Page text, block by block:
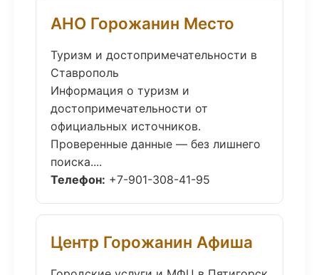
АНО Горожанин Место
Туризм и достопримечательности в
Ставрополь
Информация о туризм и
достопримечательности от
официальных источников.
Проверенные данные — без лишнего
поиска....
Телефон: +7-901-308-41-95
Центр Горожанин Афиша